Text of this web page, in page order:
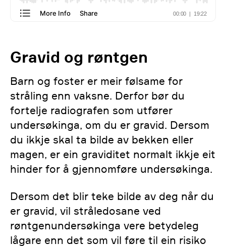
Gravid og røntgen
Barn og foster er meir følsame for
stråling enn vaksne. Derfor bør du
fortelje radiografen som utfører
undersøkinga, om du er gravid. Dersom
du ikkje skal ta bilde av bekken eller
magen, er ein graviditet normalt ikkje eit
hinder for å gjennomføre undersøkinga.
Dersom det blir teke bilde av deg når du
er gravid, vil stråledosane ved
røntgenundersøkinga vere betydeleg
lågare enn det som vil føre til ein risiko